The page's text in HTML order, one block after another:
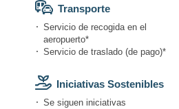
Transporte
Servicio de recogida en el
aeropuerto*
Servicio de traslado (de pago)*
Iniciativas Sostenibles
Se siguen iniciativas